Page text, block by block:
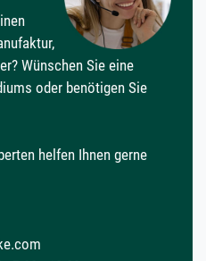
Wünschen Sie eine
oder benötigen Sie
helfen Ihnen gerne